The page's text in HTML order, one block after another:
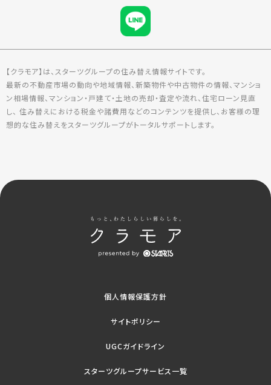
【クラモア】は、スターツグループの住み替え情報サイトです。
最新の不動産市場の動向や地域情報、新築物件や中古物件の情報、マンショ
ン相場情報、マンション・戸建て・土地の売却・査定や流れ、住宅ローン見直
し、 住み替えにおける税金や諸費用などのコンテンツを提供し、お客様の理
想的な住み替えをスターツグループがトータルサポートします。
個人情報保護方針
サイトポリシー
UGCガイドライン
スターツグループサービス一覧